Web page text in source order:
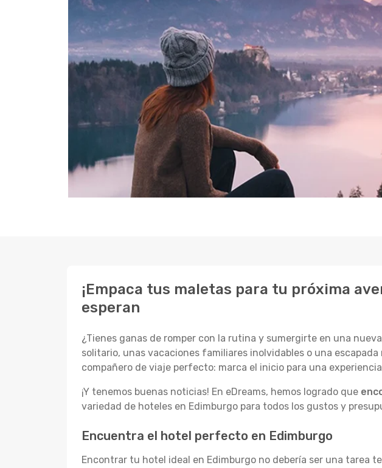
¡Empaca tus maletas para tu próxima
esperan
¿Tienes ganas de romper con la rutina y sumergirte en una
solitario, unas vacaciones familiares inolvidables o una
compañero de viaje perfecto: marca el inicio para una
¡Y tenemos buenas noticias! En eDreams, hemos logrado que
variedad de hoteles en Edimburgo para todos los gustos y
Encuentra el hotel perfecto en Edimburgo
Encontrar tu hotel ideal en Edimburgo no debería ser una tarea